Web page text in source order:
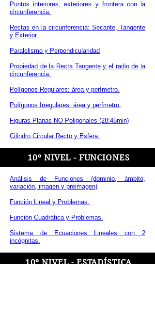
Puntos interiores, exteriores y frontera con la
circunferencia.
Rectas en la circunferencia: Secante, Tangente
y Exterior.
Paralelismo y Perpendicularidad
Propiedad de la Recta Tangente y el radio de la
circunferencia.
Polígonos Regulares: área y perímetro.
Polígonos Irregulares: área y perímetro.
Figuras Planas NO Poligonales (28:45min)
Cilindro Circular Recto y Esfera.​
10º NIVEL - FUNCIONES
Análisis de Funciones (dominio, ámbito,
variación, imagen y preimagen)
Función Lineal y Problemas.
Función Cuadrática y Problemas.
Sistema de Ecuaciones Lineales con 2
incógnitas.
10º NIVEL - ESTADÍSTICA